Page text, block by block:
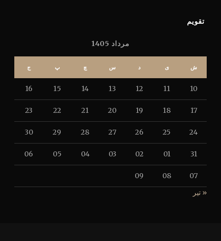
تقویم
مرداد 1405
ش ی د س چ پ ج
10
11
12
13
14
15
16
17
18
19
20
21
22
23
24
25
26
27
28
29
30
31
01
02
03
04
05
06
07
08
09
« تیر